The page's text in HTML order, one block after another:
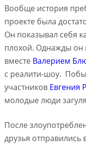
Вообще история
проекте была
Он показывал себя
плохой. Однажды он
вместе Валерием
с реалити-шоу.
участников Евгения
молодые люди
После
друзья отправились